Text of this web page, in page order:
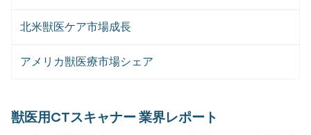
北米獣医ケア市場成長
アメリカ獣医療市場シェア
獣医用CTスキャナー 業界レポート